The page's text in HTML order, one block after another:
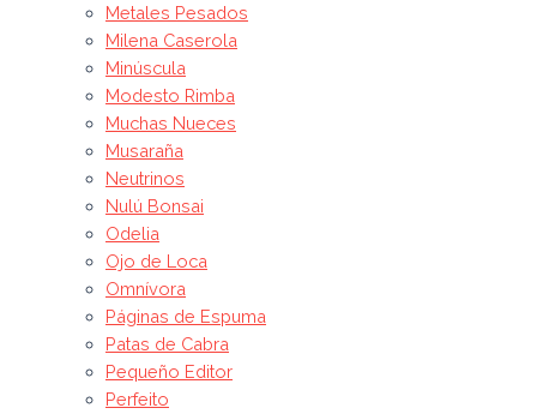
Metales Pesados
Milena Caserola
Minúscula
Modesto Rimba
Muchas Nueces
Musaraña
Neutrinos
Nulú Bonsai
Odelia
Ojo de Loca
Omnívora
Páginas de Espuma
Patas de Cabra
Pequeño Editor
Perfeito